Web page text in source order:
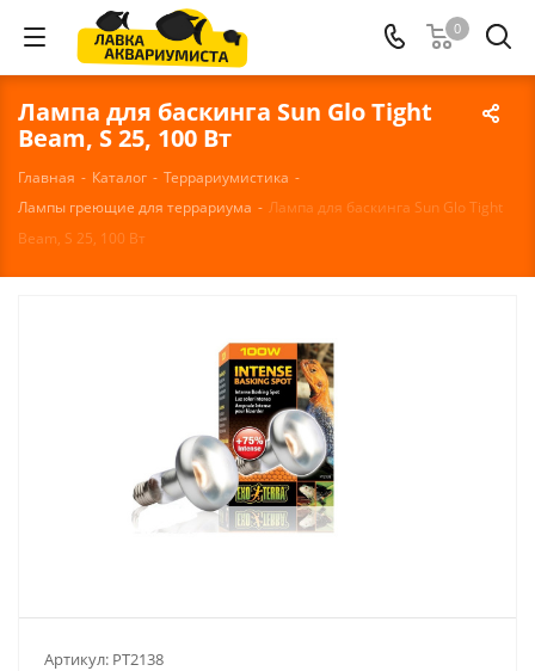
0
Лампа для баскинга Sun Glo Tight
Beam, S 25, 100 Вт
Главная - Каталог - Террариумистика -
Лампы греющие для террариума - Лампа для баскинга Sun Glo Tight
Beam, S 25, 100 Вт
Артикул: PT2138